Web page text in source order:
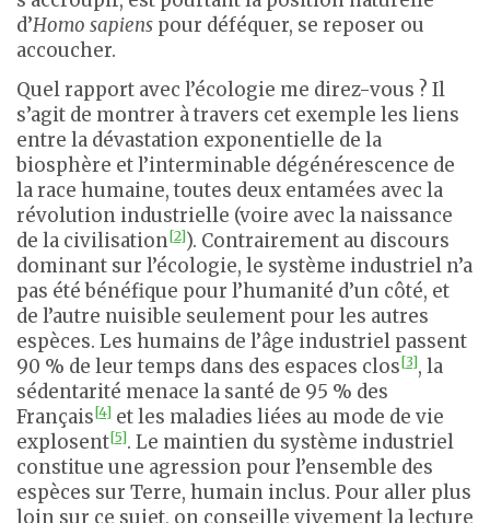
d’Homo sapiens pour déféquer, se reposer ou
accoucher.
Quel rapport avec l’écologie me direz-vous ? Il
s’agit de montrer à travers cet exemple les liens
entre la dévastation exponentielle de la
biosphère et l’interminable dégénérescence de
la race humaine, toutes deux entamées avec la
révolution industrielle (voire avec la naissance
de la civilisation[2]). Contrairement au discours
dominant sur l’écologie, le système industriel n’a
pas été bénéfique pour l’humanité d’un côté, et
de l’autre nuisible seulement pour les autres
espèces. Les humains de l’âge industriel passent
90 % de leur temps dans des espaces clos[3], la
sédentarité menace la santé de 95 % des
Français[4] et les maladies liées au mode de vie
explosent[5]. Le maintien du système industriel
constitue une agression pour l’ensemble des
espèces sur Terre, humain inclus. Pour aller plus
loin sur ce sujet, on conseille vivement la lecture